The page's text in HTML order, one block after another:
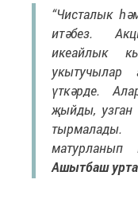
“Чисталык
итәбез.
икеайлык
укытучылар
үткәрде.
җыйды, узган
Ашытбаш